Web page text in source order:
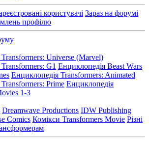
користувачі Зараз на форумі
профілю
Universe (Marvel)
G1 Енциклопедія Beast Wars
Енциклопедія Transformers: Animated
Prime Енциклопедія
1-3
Dreamwave Productions IDW Publishing
Comics Комікси Transformers Movie Різні